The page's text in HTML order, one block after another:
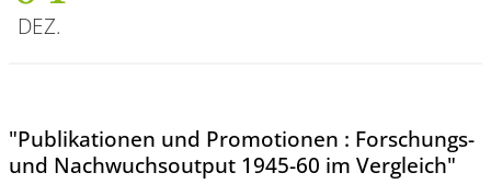
DEZ.
"Publikationen und Promotionen : Forschungs-
und Nachwuchsoutput 1945-60 im Vergleich"